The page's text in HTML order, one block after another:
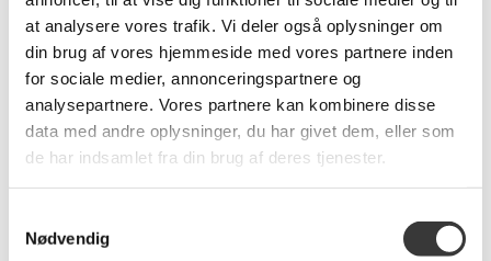
at analysere vores trafik. Vi deler også oplysninger om
din brug af vores hjemmeside med vores partnere inden
for sociale medier, annonceringspartnere og
analysepartnere. Vores partnere kan kombinere disse
data med andre oplysninger, du har givet dem, eller som
de har indsamlet fra din brug af deres tjenester.
Nødvendig
Relaterede produkter